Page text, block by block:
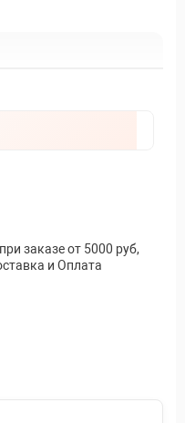
заказе от 5000 руб,
и Оплата